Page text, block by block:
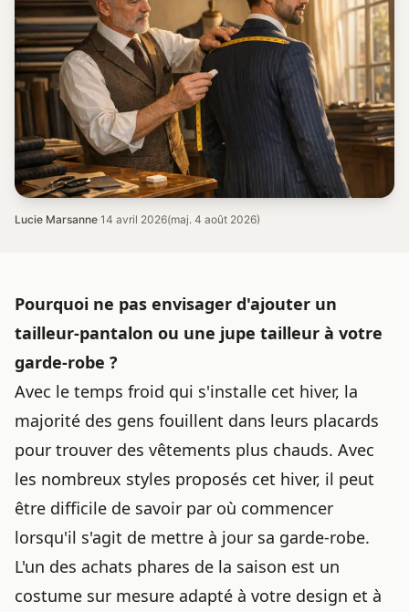
Lucie Marsanne·14 avril 2026(maj. 4 août 2026)
Pourquoi ne pas envisager d'ajouter un
tailleur-pantalon ou une jupe tailleur à votre
garde-robe ?
Avec le temps froid qui s'installe cet hiver, la
majorité des gens fouillent dans leurs placards
pour trouver des vêtements plus chauds. Avec
les nombreux styles proposés cet hiver, il peut
être difficile de savoir par où commencer
lorsqu'il s'agit de mettre à jour sa garde-robe.
L'un des achats phares de la saison est un
costume sur mesure adapté à votre design et à